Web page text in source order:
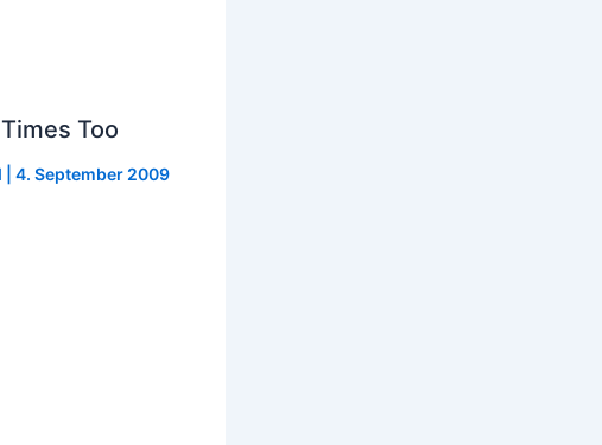
Too
4. September 2009